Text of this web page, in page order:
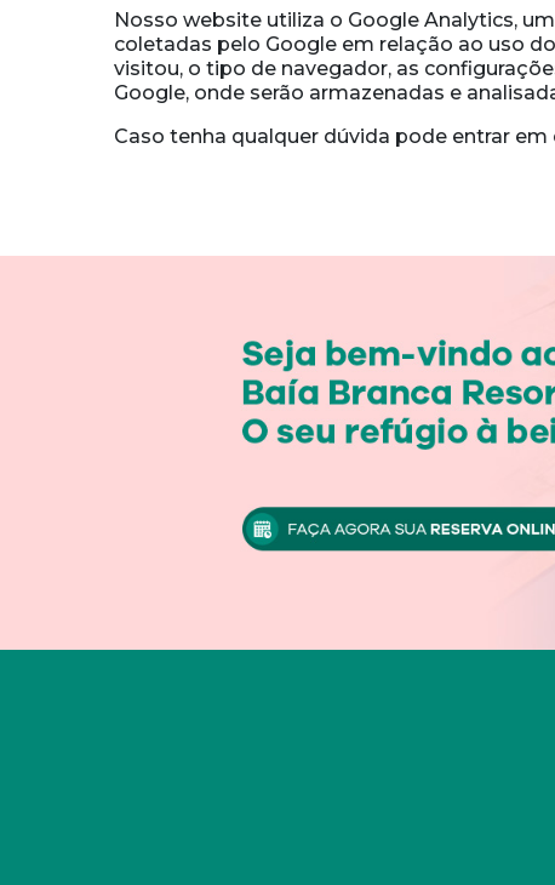
Nosso website utiliza o Google Analytics,
coletadas pelo Google em relação ao uso
visitou, o tipo de navegador, as
Google, onde serão armazenadas e
Caso tenha qualquer dúvida pode entrar